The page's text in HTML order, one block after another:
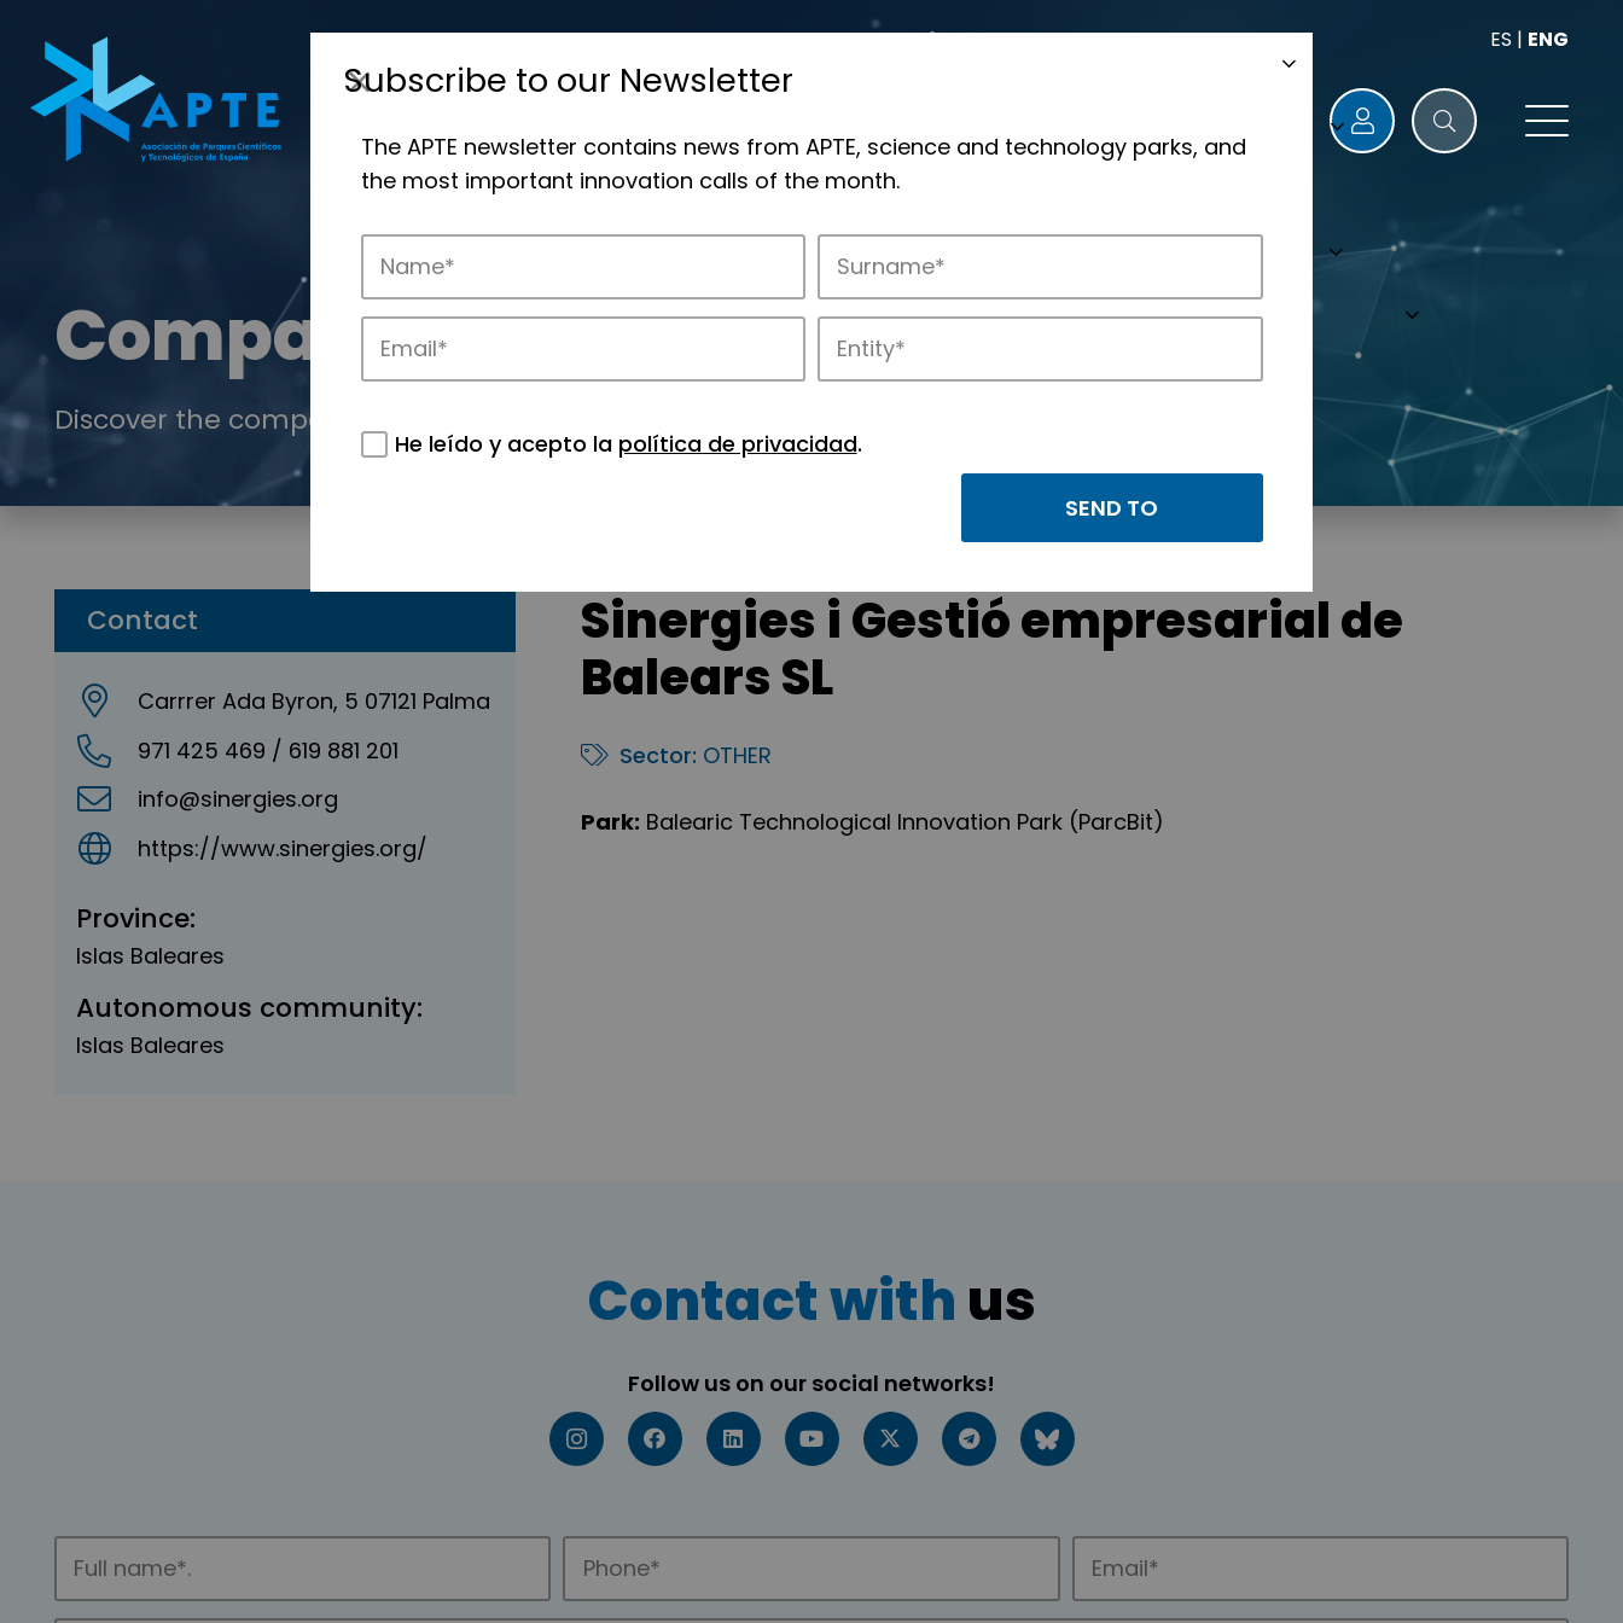
ES | ENG
Companies
Discover the companies that drive innovation in APTE’s parks.
Contact
Carrrer Ada Byron, 5 07121 Palma
971 425 469 / 619 881 201
info@sinergies.org
https://www.sinergies.org/
Province:
Islas Baleares
Autonomous community:
Islas Baleares
Sinergies i Gestió empresarial de
Balears SL
Sector: OTHER
Park: Balearic Technological Innovation Park (ParcBit)
Contact with us
Follow us on our social networks!
Subscribe to our Newsletter
The APTE newsletter contains news from APTE, science and technology parks, and
the most important innovation calls of the month.
He leído y acepto la política de privacidad.